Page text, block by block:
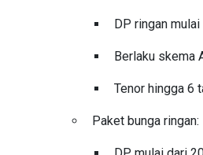
DP ringan mulai
Berlaku skema
Tenor hingga 6
Paket bunga ringan: